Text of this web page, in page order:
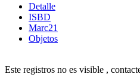
Detalle
ISBD
Marc21
Objetos
Este registros no es visible ,